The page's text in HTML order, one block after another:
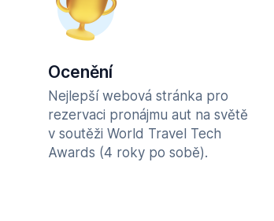
Ocenění
Nejlepší webová stránka pro
rezervaci pronájmu aut na světě
v soutěži World Travel Tech
Awards (4 roky po sobě).